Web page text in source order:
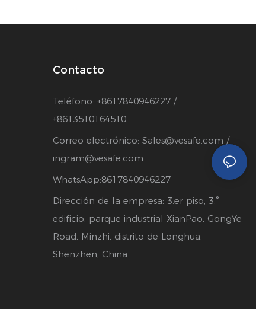
Contacto
Teléfono: +8617840946227 /
+8613510164510
Correo electrónico: Sales@vesafe.com /
ingram@vesafe.com
WhatsApp:8617840946227
Dirección de la empresa: 3.er piso, 3.°
edificio, parque industrial XianPao, GongYe
Road, Minzhi, distrito de Longhua,
Shenzhen, China.